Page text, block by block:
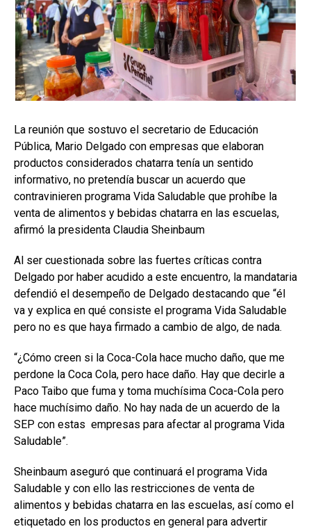
La reunión que sostuvo el secretario de Educación
Pública, Mario Delgado con empresas que elaboran
productos considerados chatarra tenía un sentido
informativo, no pretendía buscar un acuerdo que
contravinieren programa Vida Saludable que prohíbe la
venta de alimentos y bebidas chatarra en las escuelas,
afirmó la presidenta Claudia Sheinbaum
Al ser cuestionada sobre las fuertes críticas contra
Delgado por haber acudido a este encuentro, la mandataria
defendió el desempeño de Delgado destacando que “él
va y explica en qué consiste el programa Vida Saludable
pero no es que haya firmado a cambio de algo, de nada.
“¿Cómo creen si la Coca-Cola hace mucho daño, que me
perdone la Coca Cola, pero hace daño. Hay que decirle a
Paco Taibo que fuma y toma muchísima Coca-Cola pero
hace muchísimo daño. No hay nada de un acuerdo de la
SEP con estas empresas para afectar al programa Vida
Saludable”.
Sheinbaum aseguró que continuará el programa Vida
Saludable y con ello las restricciones de venta de
alimentos y bebidas chatarra en las escuelas, así como el
etiquetado en los productos en general para advertir